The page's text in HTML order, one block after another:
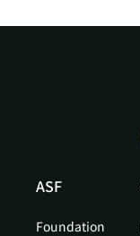
ASF
Foundation